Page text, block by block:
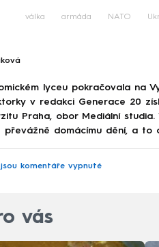
válka armáda NATO
lyceu pokračovala na
v redakci Generace 20
Praha, obor Mediální
převážně domácímu dění, a
komentáře vypnuté
vás